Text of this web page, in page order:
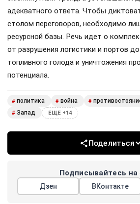
адекватного ответа. Чтобы
столом переговоров, необходимо
ресурсной базы. Речь идет о
от разрушения логистики и портов
топливного голода и уничтожения
потенциала.
# политика # война #
# Запад ЕЩЕ +14
Поделиться
Подписывайтесь на
Дзен ВКонтакте